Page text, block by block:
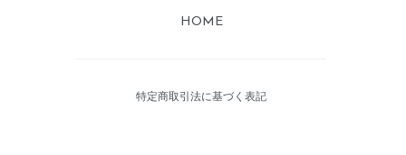
HOME
特定商取引法に基づく表記